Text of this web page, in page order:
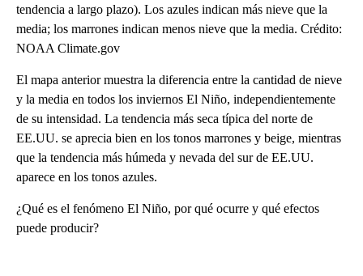
tendencia a largo plazo). Los azules indican más nieve que la
media; los marrones indican menos nieve que la media. Crédito:
NOAA Climate.gov
El mapa anterior muestra la diferencia entre la cantidad de nieve
y la media en todos los inviernos El Niño, independientemente
de su intensidad. La tendencia más seca típica del norte de
EE.UU. se aprecia bien en los tonos marrones y beige, mientras
que la tendencia más húmeda y nevada del sur de EE.UU.
aparece en los tonos azules.
¿Qué es el fenómeno El Niño, por qué ocurre y qué efectos
puede producir?